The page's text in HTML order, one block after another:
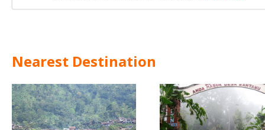
Nearest Destination